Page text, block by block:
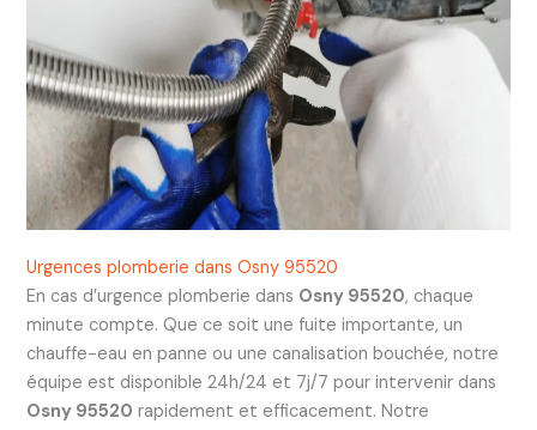
Urgences plomberie dans Osny 95520
En cas d’urgence plomberie dans Osny 95520, chaque
minute compte. Que ce soit une fuite importante, un
chauffe-eau en panne ou une canalisation bouchée, notre
équipe est disponible 24h/24 et 7j/7 pour intervenir dans
Osny 95520 rapidement et efficacement. Notre